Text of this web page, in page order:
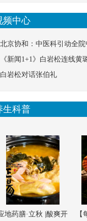
频中心
北京协和：中医科引动全院
协同
《新闻1+1》白岩松连线黄
医救治的临床效果
白岩松对话张伯礼
生科普
地药膳·立秋 |酸爽开